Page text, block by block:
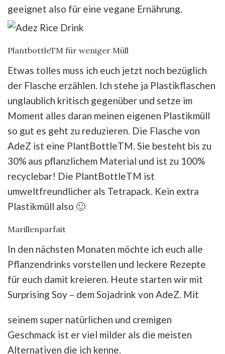
geeignet also für eine vegane Ernährung.
PlantbottleTM für weniger Müll
Etwas tolles muss ich euch jetzt noch bezüglich
der Flasche erzählen. Ich stehe ja Plastikflaschen
unglaublich kritisch gegenüber und setze im
Moment alles daran meinen eigenen Plastikmüll
so gut es geht zu reduzieren. Die Flasche von
AdeZ ist eine PlantBottleTM. Sie besteht bis zu
30% aus pflanzlichem Material und ist zu 100%
recyclebar! Die PlantBottleTM ist
umweltfreundlicher als Tetrapack. Kein extra
Plastikmüll also 🙂
Marillenparfait
In den nächsten Monaten möchte ich euch alle
Pflanzendrinks vorstellen und leckere Rezepte
für euch damit kreieren. Heute starten wir mit
Surprising Soy – dem Sojadrink von AdeZ. Mit
seinem super natürlichen und cremigen
Geschmack ist er viel milder als die meisten
Alternativen die ich kenne.